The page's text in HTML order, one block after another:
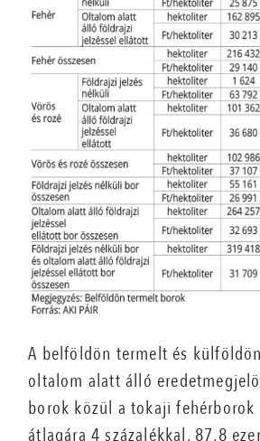
A belföldön termelt és
oltalom alatt álló
borok közül a tokaji fehérborok
átlagára 4 százalékkal, 87,8